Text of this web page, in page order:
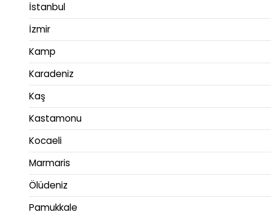
İstanbul
İzmir
Kamp
Karadeniz
Kaş
Kastamonu
Kocaeli
Marmaris
Ölüdeniz
Pamukkale